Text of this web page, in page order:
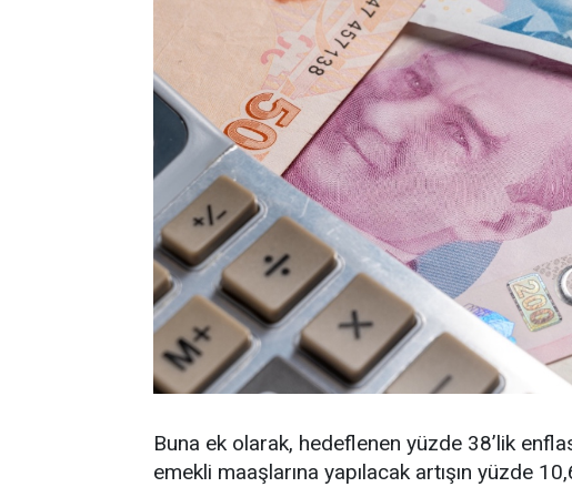
Buna ek olarak, hedeflenen yüzde 38’lik
emekli maaşlarına yapılacak artışın yüzde